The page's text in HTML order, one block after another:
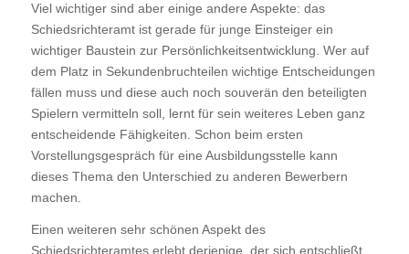
Viel wichtiger sind aber einige andere Aspekte: das
Schiedsrichteramt ist gerade für junge Einsteiger ein
wichtiger Baustein zur Persönlichkeitsentwicklung. Wer auf
dem Platz in Sekundenbruchteilen wichtige Entscheidungen
fällen muss und diese auch noch souverän den beteiligten
Spielern vermitteln soll, lernt für sein weiteres Leben ganz
entscheidende Fähigkeiten. Schon beim ersten
Vorstellungsgespräch für eine Ausbildungsstelle kann
dieses Thema den Unterschied zu anderen Bewerbern
machen.
Einen weiteren sehr schönen Aspekt des
Schiedsrichteramtes erlebt derjenige, der sich entschließt,